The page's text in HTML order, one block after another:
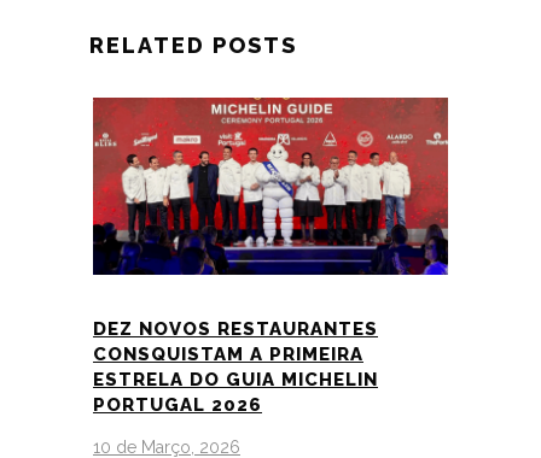
RELATED POSTS
DEZ NOVOS RESTAURANTES
CONSQUISTAM A PRIMEIRA
ESTRELA DO GUIA MICHELIN
PORTUGAL 2026
10 de Março, 2026